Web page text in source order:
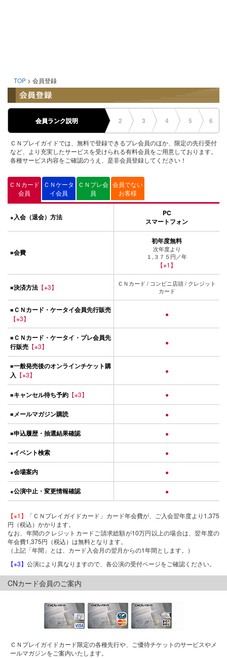
TOP > 会員登録
会員ランク説明 2 3 4 5 6
ＣＮプレイガイドでは、無料で登録できるプレ会員のほか、限定の先行受付
など、より充実したサービスを受けられる有料会員をご用意しております。
各種サービス内容をご確認のうえ、是非会員登録してください！
ＣＮカード
会員
ＣＮケータ
イ会員
ＣＮプレ会
員
会員でない
お客様
●入会（退会）方法
PC
スマートフォン
■会費
初年度無料
次年度より
１,３７５円／年
【※1】
■決済方法 【※3】
ＣＮカード / コンビニ店頭 / クレジット
カード
■ＣＮカード・ケータイ会員先行販売
【※3】
●
■ＣＮカード・ケータイ・プレ会員先
行販売 【※3】 ●
■一般発売後のオンラインチケット購
入 【※3】 ●
■キャンセル待ち予約 【※3】 ●
■メールマガジン購読 ●
■申込履歴・抽選結果確認 ●
●イベント検索 ●
●会場案内 ●
●公演中止・変更情報確認 ●
【※1】
「ＣＮプレイガイドカード」カード年会費が、ご入会翌年度より1,375
円（税込）かかります。
なお、年間のクレジットカードご請求総額が10万円以上の場合は、翌年度の
年会費1,375円（税込）は無料となります。
（上記「年間」とは、カード入会月の翌月からの1年間とします。）
【※3】 公演により異なりますので、各公演の受付ページをご確認ください。
CNカード会員のご案内
ＣＮプレイガイドカード限定の各種先行や、ご優待チケットのサービスやメ
ールマガジンをご案内いたします。